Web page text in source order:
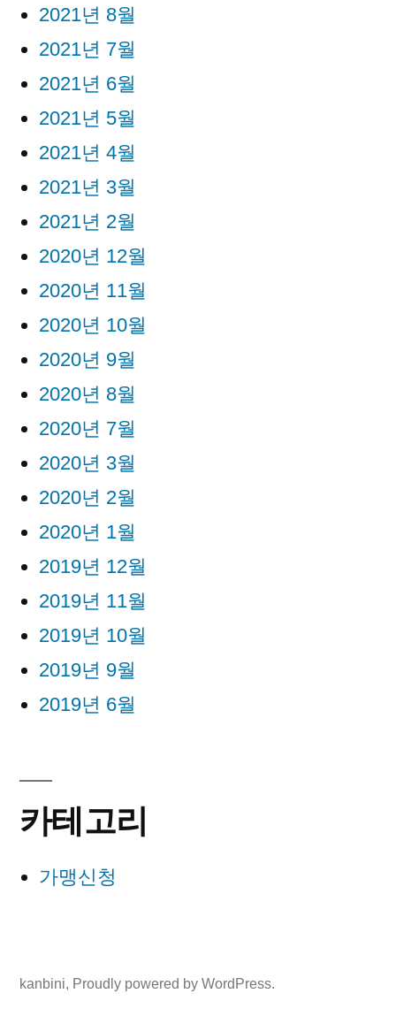
2021년 8월
2021년 7월
2021년 6월
2021년 5월
2021년 4월
2021년 3월
2021년 2월
2020년 12월
2020년 11월
2020년 10월
2020년 9월
2020년 8월
2020년 7월
2020년 3월
2020년 2월
2020년 1월
2019년 12월
2019년 11월
2019년 10월
2019년 9월
2019년 6월
카테고리
가맹신청
kanbini, Proudly powered by WordPress.